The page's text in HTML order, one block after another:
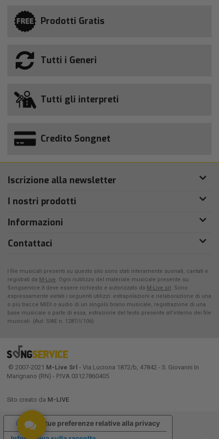
Prodotti Gratis
Tutti i Generi
Tutti gli interpreti
Credito Songnet
Iscrizione alla newsletter
I nostri prodotti
Informazioni
Contattaci
I file musicali presenti su questo sito sono stati interamente suonati, cantati e
registrati da M-Live. Ogni riutilizzo del materiale musicale presente su
Songservice.it deve essere richiesto e autorizzato da M-Live srl. Sono
espressamente vietati i seguenti utilizzi: estrapolazioni e rielaborazione di una
o più tracce MIDI o audio di un singolo brano musicale, registrazione di una
base musicale o parte di essa, estrazione del testo presente all'interno dei file
musicali. (Aut. SIAE n. 1287/I/106)
© 2007-2021 M-Live Srl - Via Luciona 1872/b, 47842 - S. Giovanni In
Marignano (RN) - P.IVA 03127860405
Sito creato da M-LIVE
Le tue preferenze relative alla privacy